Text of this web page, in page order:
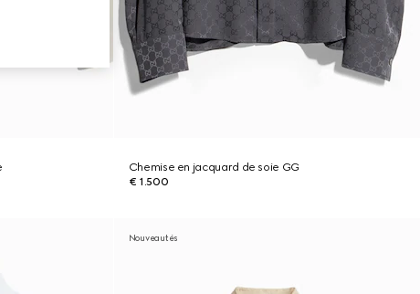
Chemise en jacquard de soie GG
€ 1.500
Nouveautés